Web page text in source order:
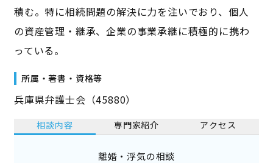
積む。特に相続問題の解決に力を注いでおり、個人
の資産管理・継承、企業の事業承継に積極的に携わ
っている。
所属・著書・資格等
兵庫県弁護士会（45880）
相談内容 専門家紹介 アクセス
離婚・浮気の相談